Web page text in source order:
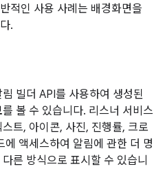
적인 사용 사례는 배경화면을
.
빌더 API를 사용하여 생성된
를 볼 수 있습니다. 리스너 서비스
트, 아이콘, 사진, 진행률, 크로
액세스하여 알림에 관한 더 명
른 방식으로 표시할 수 있습니